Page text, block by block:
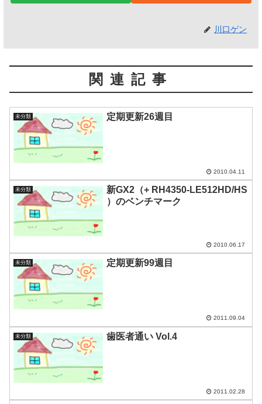
川口ゲン
関連記事
未分類 定期更新26週目
2010.04.11
未分類
新GX2（+ RH4350-LE512HD/HS
）のベンチマーク
2010.06.17
未分類 定期更新99週目
2011.09.04
未分類 歯医者通い Vol.4
2011.02.28